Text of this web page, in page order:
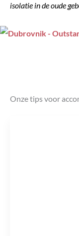
isolatie in de oude
Onze tips voor